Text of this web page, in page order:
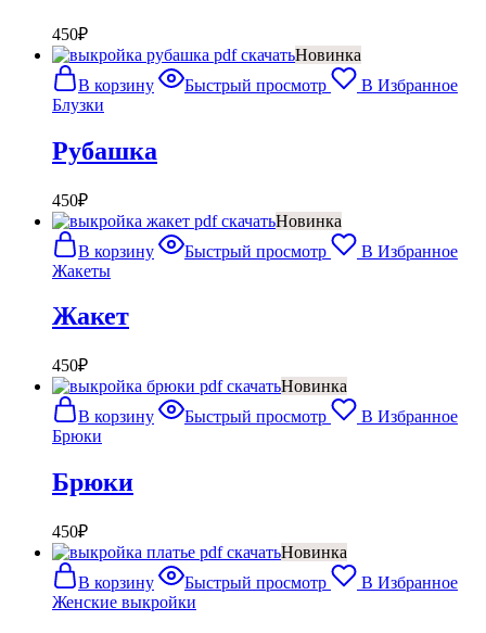
450₽
Новинка
В корзину
Быстрый просмотр
В Избранное
Блузки
Рубашка
450₽
Новинка
В корзину
Быстрый просмотр
В Избранное
Жакеты
Жакет
450₽
Новинка
В корзину
Быстрый просмотр
В Избранное
Брюки
Брюки
450₽
Новинка
В корзину
Быстрый просмотр
В Избранное
Женские выкройки